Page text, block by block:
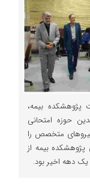
پژوهشکده بیمه،
حوزه امتحانی
متخصص را
پژوهشکده بیمه از
دهه اخیر بود.